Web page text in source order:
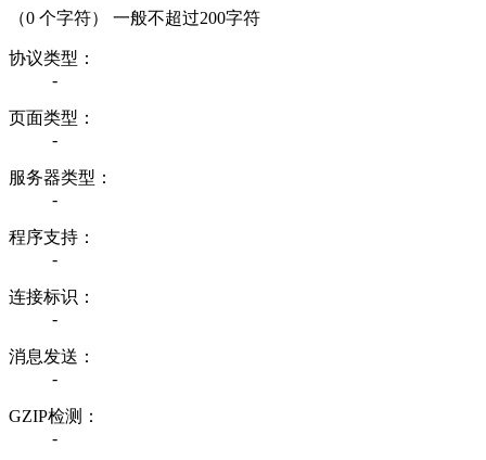
（0 个字符） 一般不超过200字符
协议类型：
-
页面类型：
-
服务器类型：
-
程序支持：
-
连接标识：
-
消息发送：
-
GZIP检测：
-